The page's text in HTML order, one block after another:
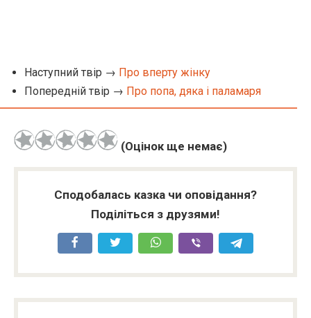
Наступний твір → Про вперту жінку
Попередній твір → Про попа, дяка і паламаря
(Оцінок ще немає)
Сподобалась казка чи оповідання?
Поділіться з друзями!